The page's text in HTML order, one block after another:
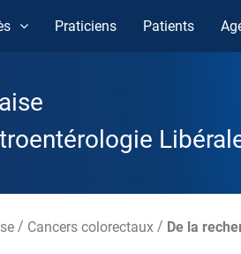
Praticiens Patients
/ Cancers colorectaux / De la